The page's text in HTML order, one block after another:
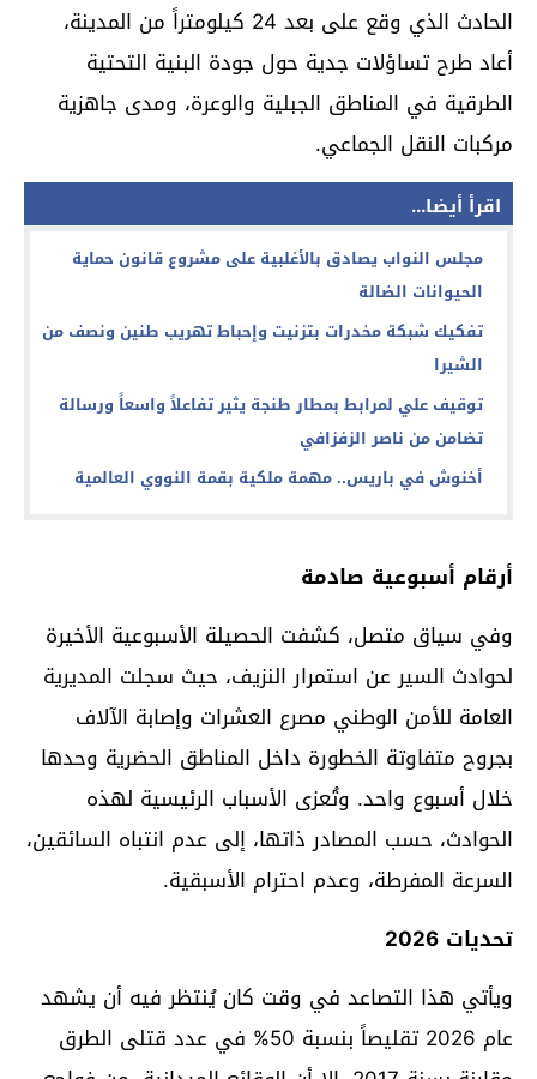
الحادث الذي وقع على بعد 24 كيلومتراً من المدينة،
أعاد طرح تساؤلات جدية حول جودة البنية التحتية
الطرقية في المناطق الجبلية والوعرة، ومدى جاهزية
مركبات النقل الجماعي.
اقرأ أيضا...
مجلس النواب يصادق بالأغلبية على مشروع قانون حماية
الحيوانات الضالة
تفكيك شبكة مخدرات بتزنيت وإحباط تهريب طنين ونصف من
الشيرا
توقيف علي لمرابط بمطار طنجة يثير تفاعلاً واسعاً ورسالة
تضامن من ناصر الزفزافي
أخنوش في باريس.. مهمة ملكية بقمة النووي العالمية
أرقام أسبوعية صادمة
وفي سياق متصل، كشفت الحصيلة الأسبوعية الأخيرة
لحوادث السير عن استمرار النزيف، حيث سجلت المديرية
العامة للأمن الوطني مصرع العشرات وإصابة الآلاف
بجروح متفاوتة الخطورة داخل المناطق الحضرية وحدها
خلال أسبوع واحد. وتُعزى الأسباب الرئيسية لهذه
الحوادث، حسب المصادر ذاتها، إلى عدم انتباه السائقين،
السرعة المفرطة، وعدم احترام الأسبقية.
تحديات 2026
ويأتي هذا التصاعد في وقت كان يُنتظر فيه أن يشهد
عام 2026 تقليصاً بنسبة 50% في عدد قتلى الطرق